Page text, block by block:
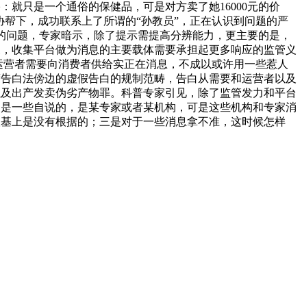
就只是一个通俗的保健品，可是对方卖了她16000元的价
下，成功联系上了所谓的“孙教员”，正在认识到问题的严
题，专家暗示，除了提示需提高分辨能力，更主要的是，
收集平台做为消息的主要载体需要承担起更多响应的监管义
者需要向消费者供给实正在消息，不成以或许用一些惹人
白法傍边的虚假告白的规制范畴，告白从需要和运营者以及
出产发卖伪劣产物罪。科普专家引见，除了监管发力和平台
一些自说的，是某专家或者某机构，可是这些机构和专家消
上是没有根据的；三是对于一些消息拿不准，这时候怎样